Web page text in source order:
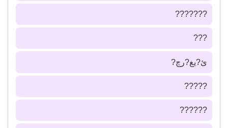
???????
???
ئ?يغ?رچ?
?????
??????